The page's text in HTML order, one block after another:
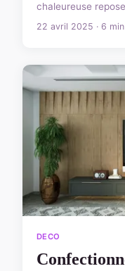
chaleureuse
22 avril 2025 · 6 min
DECO